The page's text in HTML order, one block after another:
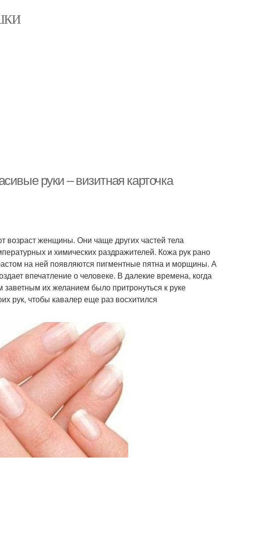
руки – визитная карточка
возраст женщины. Они чаще других частей тела
и химических раздражителей. Кожа рук рано
на ней появляются пигментные пятна и морщины. А
впечатление о человеке. В далекие времена, когда
их желанием было притронуться к руке
рук, чтобы кавалер еще раз восхитился